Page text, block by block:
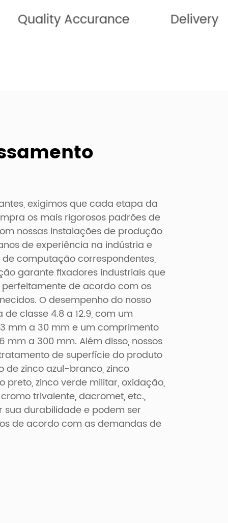
exigimos que cada etapa da
os mais rigorosos padrões de
nossas instalações de produção
de experiência na indústria e
computação correspondentes,
garante fixadores industriais que
de acordo com os
O desempenho do nosso
classe 4.8 a 12.9, com um
mm a 30 mm e um comprimento
mm a 300 mm. Além disso, nossos
de superfície do produto
de zinco azul-branco, zinco
preto, zinco verde militar, oxidação,
trivalente, dacromet, etc.,
sua durabilidade e podem ser
de acordo com as demandas de